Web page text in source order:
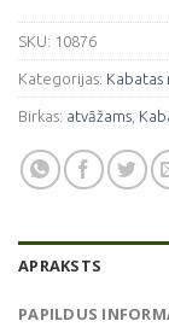
SKU: 10876
Kategorijas: Kabatas
Birkas: atvāžams
APRAKSTS
PAPILDUS